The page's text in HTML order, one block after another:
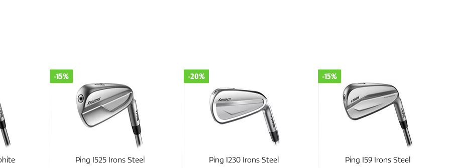
Ping I525 Irons Steel
-15%
Ping I230 Irons Steel
-20%
Ping I59 Irons Steel
-15%